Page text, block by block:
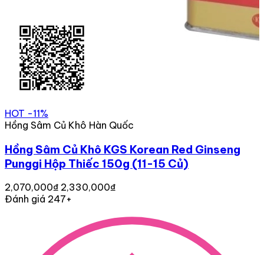
HOT -11%
Hồng Sâm Củ Khô Hàn Quốc
Hồng Sâm Củ Khô KGS Korean Red Ginseng
Punggi Hộp Thiếc 150g (11-15 Củ)
2,070,000₫ 2,330,000₫
Đánh giá 247+